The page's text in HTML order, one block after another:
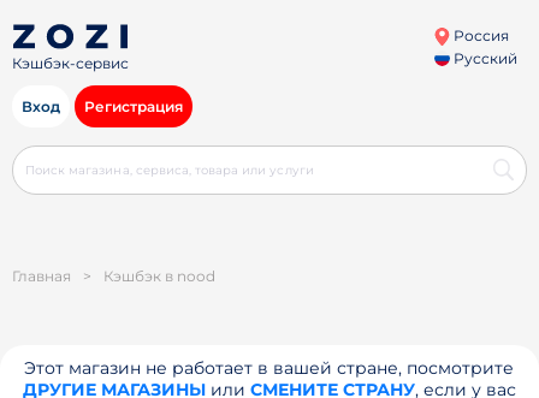
Кэшбэк-сервис
Россия
Русский
Вход Регистрация
Главная > Кэшбэк в nood
Этот магазин не работает в вашей стране, посмотрите
ДРУГИЕ МАГАЗИНЫили СМЕНИТЕ СТРАНУ, если у вас